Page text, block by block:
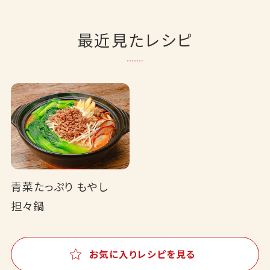
最近見たレシピ
青菜たっぷり もやし
担々鍋
お気に入りレシピを見る